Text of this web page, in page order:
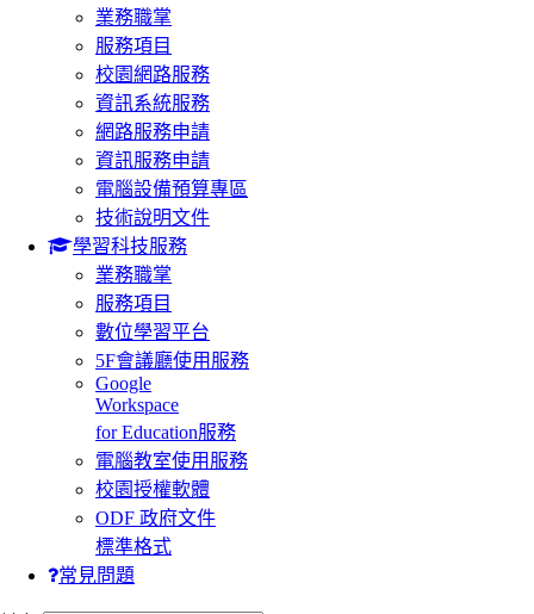
業務職掌
服務項目
校園網路服務
資訊系統服務
網路服務申請
資訊服務申請
電腦設備預算專區
技術說明文件
學習科技服務
業務職掌
服務項目
數位學習平台
5F會議廳使用服務
Google
Workspace
for Education服務
電腦教室使用服務
校園授權軟體
ODF 政府文件
標準格式
常見問題